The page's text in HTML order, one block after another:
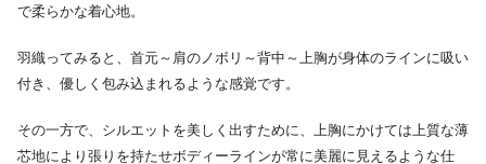
で柔らかな着心地。
羽織ってみると、首元～肩のノボリ～背中～上胸が身体のラインに吸い
付き、優しく包み込まれるような感覚です。
その一方で、シルエットを美しく出すために、上胸にかけては上質な薄
芯地により張りを持たせボディーラインが常に美麗に見えるような仕